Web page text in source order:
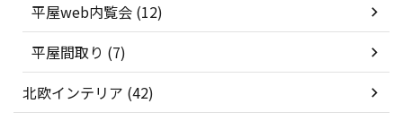
平屋web内覧会 (12)
平屋間取り (7)
北欧インテリア (42)